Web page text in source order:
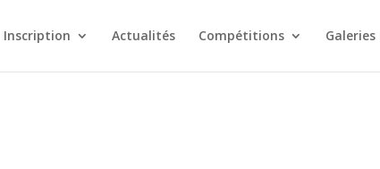
Inscription Actualités Compétitions